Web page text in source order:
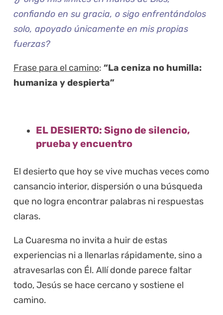
confiando en su gracia, o sigo enfrentándolos
solo, apoyado únicamente en mis propias
fuerzas?
Frase para el camino: “La ceniza no humilla:
humaniza y despierta”
EL DESIERT0: Signo de silencio,
prueba y encuentro
El desierto que hoy se vive muchas veces como
cansancio interior, dispersión o una búsqueda
que no logra encontrar palabras ni respuestas
claras.
La Cuaresma no invita a huir de estas
experiencias ni a llenarlas rápidamente, sino a
atravesarlas con Él. Allí donde parece faltar
todo, Jesús se hace cercano y sostiene el
camino.